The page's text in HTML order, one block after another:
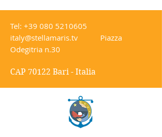
Tel: +39 080 5210605
italy@stellamaris.tv Piazza
Odegitria n.30
CAP 70122 Bari - Italia